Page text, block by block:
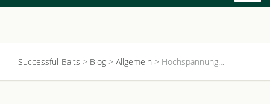
Successful-Baits > Blog > Allgemein > Hochspannung…